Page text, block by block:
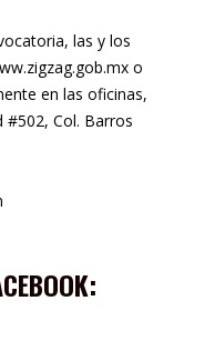
las y los
o
en las oficinas,
#502, Col. Barros